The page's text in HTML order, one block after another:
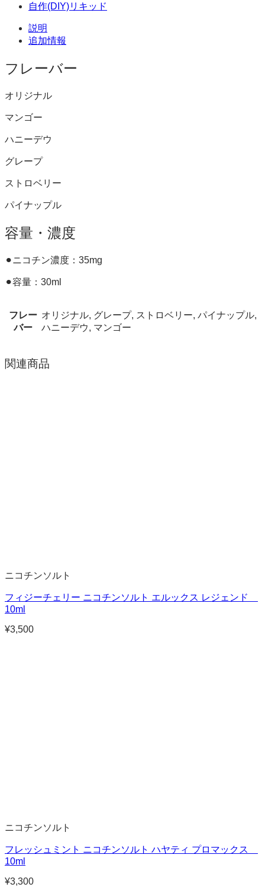
自作(DIY)リキッド
説明
追加情報
フレーバー
オリジナル
マンゴー
ハニーデウ
グレープ
ストロベリー
パイナップル
容量・濃度
⚫︎ニコチン濃度：35mg
⚫︎容量：30ml
フレー
バー
オリジナル, グレープ, ストロベリー, パイナップル,
ハニーデウ, マンゴー
関連商品
ニコチンソルト
フィジーチェリー ニコチンソルト エルックス レジェンド
10ml
¥3,500
ニコチンソルト
フレッシュミント ニコチンソルト ハヤティ プロマックス
10ml
¥3,300